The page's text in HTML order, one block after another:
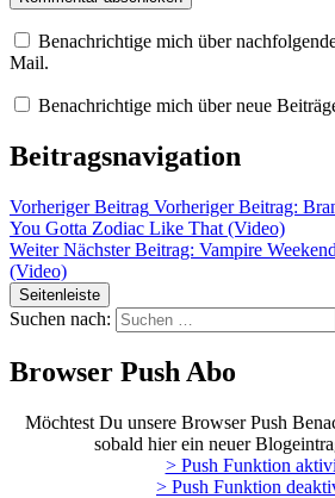
Benachrichtige mich über
Mail.
Benachrichtige mich über neue
Beitragsnavigation
Vorheriger Beitrag Vorheriger Beitrag:
You Gotta Zodiac Like That (Video)
Weiter Nächster Beitrag: Vampire
(Video)
Seitenleiste
Suchen nach:
Browser Push Abo
Möchtest Du unsere Browser Push
sobald hier ein neuer
> Push Funktion
> Push Funktion